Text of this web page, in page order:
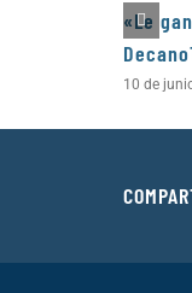
«Le
10 de